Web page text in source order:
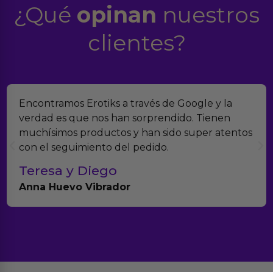
¿Qué opinan nuestros
clientes?
Suelo comprar en tiendas eróticas online, y
Erotiks es una de las que más me gustan. No he
tenido nunca ningún problema con los
productos.
Paula A.
Brightpurple Vibrador y Rotador